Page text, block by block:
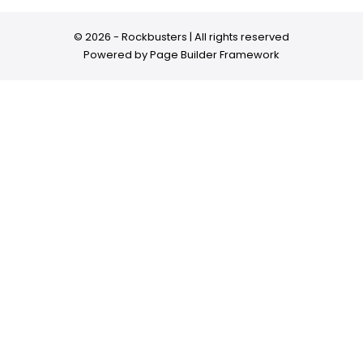
© 2026 - Rockbusters | All rights reserved
Powered byPage Builder Framework